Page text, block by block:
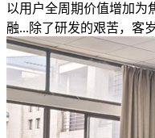
以用户全周期价值增加为
融...除了研发的艰苦，客